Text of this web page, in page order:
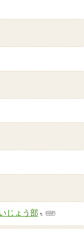
じょう部